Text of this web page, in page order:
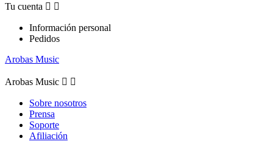
Tu cuenta  
Información personal
Pedidos
Arobas Music
Arobas Music  
Sobre nosotros
Prensa
Soporte
Afiliación